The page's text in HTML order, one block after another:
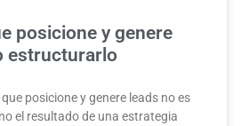
posicione y genere
estructurarlo
posicione y genere leads no es
el resultado de una estrategia